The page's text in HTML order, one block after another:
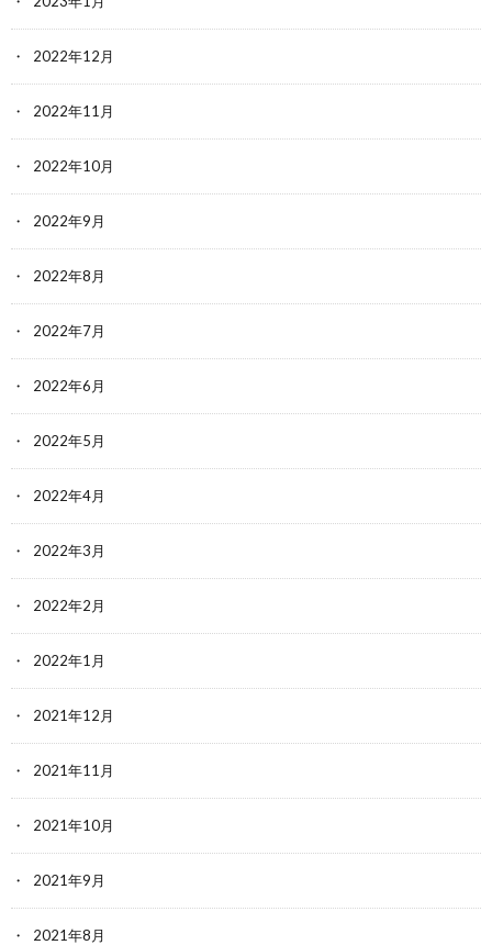
2022年12月
2022年11月
2022年10月
2022年9月
2022年8月
2022年7月
2022年6月
2022年5月
2022年4月
2022年3月
2022年2月
2022年1月
2021年12月
2021年11月
2021年10月
2021年9月
2021年8月